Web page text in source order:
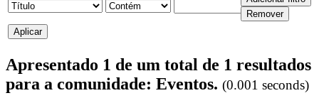
Apresentado 1 de um total de 1 resultados
para a comunidade: Eventos. (0.001 seconds)